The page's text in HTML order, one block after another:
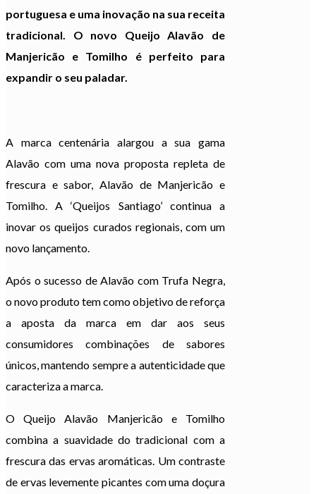
portuguesa e uma inovação na sua receita
tradicional. O novo Queijo Alavão de
Manjericão e Tomilho é perfeito para
expandir o seu paladar.
A marca centenária alargou a sua gama
Alavão com uma nova proposta repleta de
frescura e sabor, Alavão de Manjericão e
Tomilho. A ‘Queijos Santiago’ continua a
inovar os queijos curados regionais, com um
novo lançamento.
Após o sucesso de Alavão com Trufa Negra,
o novo produto tem como objetivo de reforça
a aposta da marca em dar aos seus
consumidores combinações de sabores
únicos, mantendo sempre a autenticidade que
caracteriza a marca.
O Queijo Alavão Manjericão e Tomilho
combina a suavidade do tradicional com a
frescura das ervas aromáticas. Um contraste
de ervas levemente picantes com uma doçura